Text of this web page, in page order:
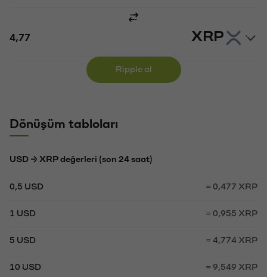
XRP
Ripple al
Dönüşüm tabloları
USD → XRP değerleri (son 24 saat)
0,5 USD = 0,477 XRP
1 USD = 0,955 XRP
5 USD = 4,774 XRP
10 USD = 9,549 XRP